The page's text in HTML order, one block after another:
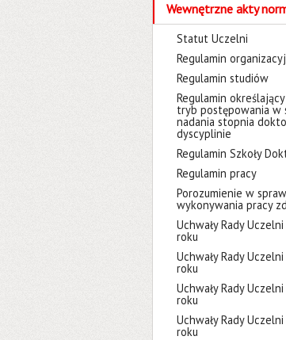
Wewnętrzne akty
Statut Uczelni
Regulamin
Regulamin studiów
Regulamin
tryb postępowania w
nadania stopnia
dyscyplinie
Regulamin Szkoły
Regulamin pracy
Porozumienie w
wykonywania pracy
Uchwały Rady
roku
Uchwały Rady
roku
Uchwały Rady
roku
Uchwały Rady
roku